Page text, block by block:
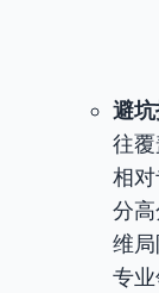
避坑
往
相
分
维
专业